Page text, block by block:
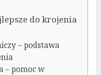
do krojenia
– podstawa
– pomoc w